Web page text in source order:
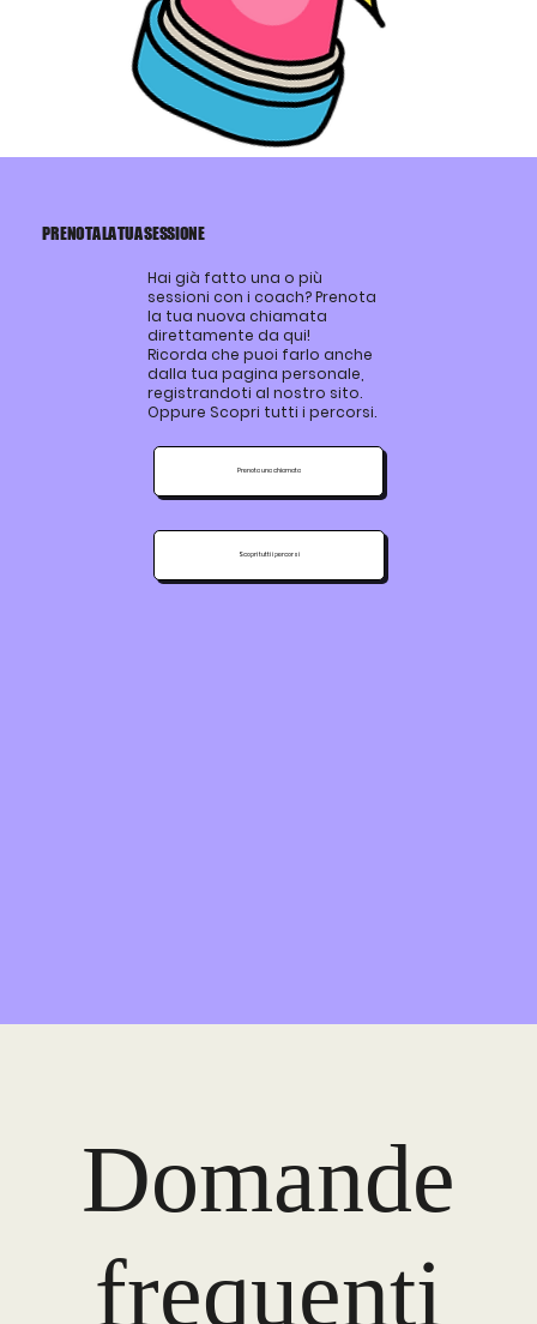
PRENOTA LA TUA SESSIONE
Hai già fatto una o più
sessioni con i coach? Prenota
la tua nuova chiamata
direttamente da qui!
Ricorda che puoi farlo anche
dalla tua pagina personale,
registrandoti al nostro sito.
Oppure Scopri tutti i percorsi.
Prenota una chiamata
Scopri tutti i percorsi
Domande
frequenti